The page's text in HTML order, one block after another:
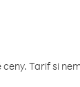
Tarif si